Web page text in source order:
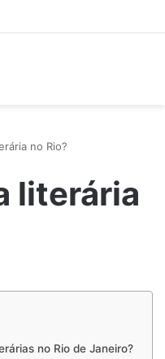
no Rio?
literária
no Rio de Janeiro?